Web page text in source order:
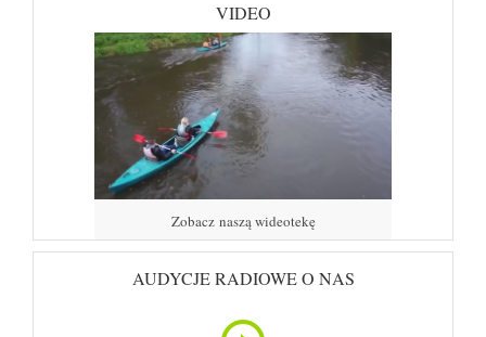
VIDEO
Zobacz naszą wideotekę
AUDYCJE RADIOWE O NAS